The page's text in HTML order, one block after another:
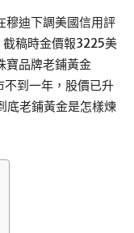
穆迪下調美國信用評
稿時金價報3225美
寶品牌老鋪黃金
不到一年，股價已升
底老鋪黃金是怎樣煉